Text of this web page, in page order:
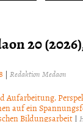
20
|Redaktion Medaon
Aufarbeitung.
auf ein
Bildungsarbeit |